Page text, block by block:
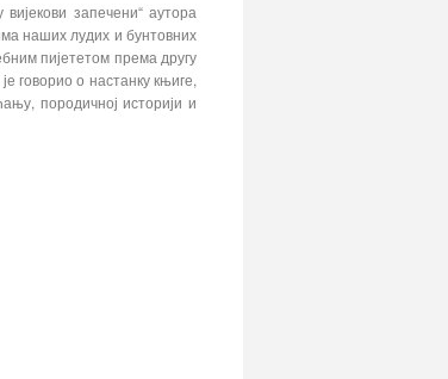
запечени“ аутора
наших лудих и бунтовних
пијететом према другу
говорио о настанку књиге,
породичној историји и